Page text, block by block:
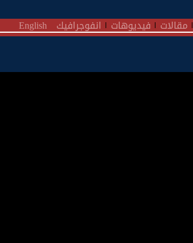
مقالات فيديوهات انفوجرافيك English